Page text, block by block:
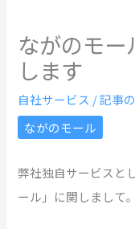
ながのモ
します
自社サービス / 記事
ながのモール
弊社独自サービスと
ール」に関しまして。